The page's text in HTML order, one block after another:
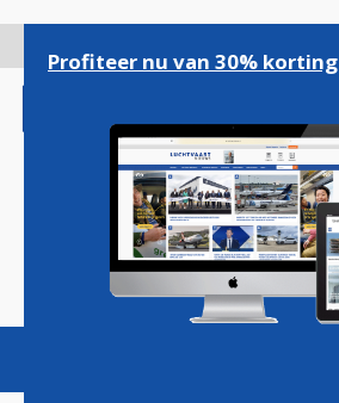
gaan
Magazine Podcasts
Profiteer nu van 30% korting